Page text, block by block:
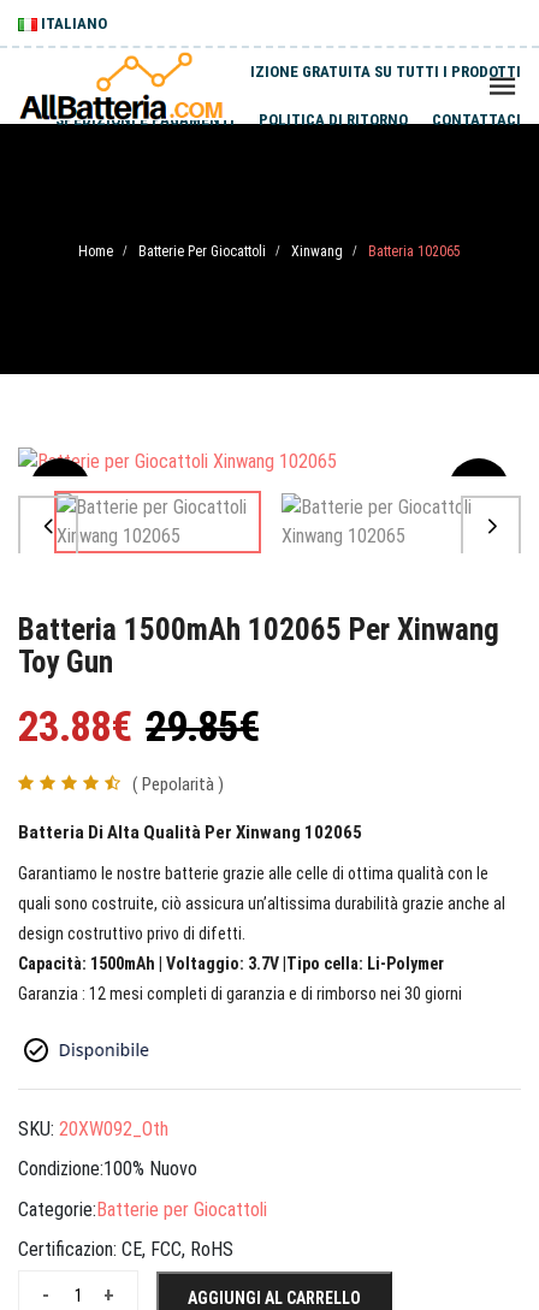
ITALIANO
SPEDIZIONE GRATUITA SU TUTTI I PRODOTTI
SPEDIZIONI E PAGAMENTI POLITICA DI RITORNO CONTATTACI
Home / Batterie Per Giocattoli / Xinwang / Batteria 102065
Sale
Batteria 1500mAh 102065 Per Xinwang
Toy Gun
23.88€ 29.85€
( Pepolarità )
Batteria Di Alta Qualità Per Xinwang 102065
Garantiamo le nostre batterie grazie alle celle di ottima qualità con le
quali sono costruite, ciò assicura un’altissima durabilità grazie anche al
design costruttivo privo di difetti.
Capacità: 1500mAh | Voltaggio: 3.7V |Tipo cella: Li-Polymer
Garanzia : 12 mesi completi di garanzia e di rimborso nei 30 giorni
SKU: 20XW092_Oth
Condizione:100% Nuovo
Categorie:Batterie per Giocattoli
Certificazion: CE, FCC, RoHS
+
- AGGIUNGI AL CARRELLO